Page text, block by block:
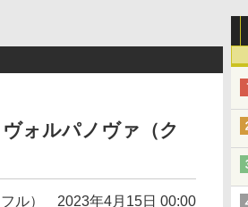
ォルパノヴァ（ク
ル） 2023年4月15日 00:00